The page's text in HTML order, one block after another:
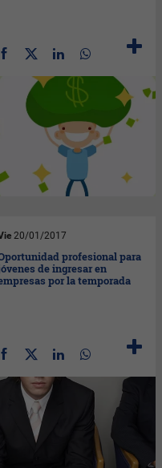
20/01/2017
profesional para
de ingresar en
por la temporada